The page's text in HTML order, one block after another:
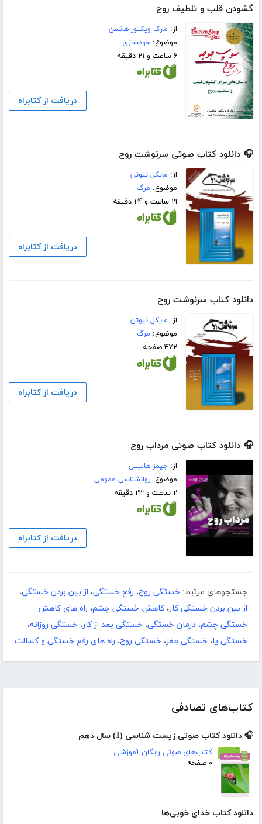
کتاب‌های تصادفی
🎧 دانلود کتاب صوتی زیست شناسی (1) سال دهم
کتاب‌های صوتی رایگان آموزشی
۰ صفحه
دانلود کتاب خدای خوبی‌ها
گشودن قلب و تلطیف روح
از: مارک ویکتور هانسن
موضوع:خودسازی
۶ ساعت و ۲۱ دقیقه
دریافت از کتابراه
🎧 دانلود کتاب صوتی سرنوشت روح
از: مایکل نیوتن
موضوع: مرگ
۱۹ ساعت و ۲۴ دقیقه
دریافت از کتابراه
دانلود کتاب سرنوشت روح
از: مایکل نیوتن
موضوع: مرگ
۴۷۲ صفحه
دریافت از کتابراه
🎧 دانلود کتاب صوتی مرداب روح
از:جیمز هالیس
موضوع:روانشناسی عمومی
۲ ساعت و ۲۳ دقیقه
دریافت از کتابراه
جستجوهای مرتبط: خستگی روح، رفع خستگی، از بین بردن خستگی،
از بین بردن خستگی کار،کاهش خستگی چشم، راه های کاهش
خستگی چشم، درمان خستگی، خستگی بعد از کار، خستگی روزانه،
خستگی پا، خستگی مغز، خستگی روح، راه های رفع خستگی و کسالت